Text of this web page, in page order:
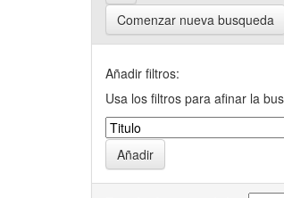
Comenzar nueva busqueda
Añadir filtros:
Usa los filtros para afinar la